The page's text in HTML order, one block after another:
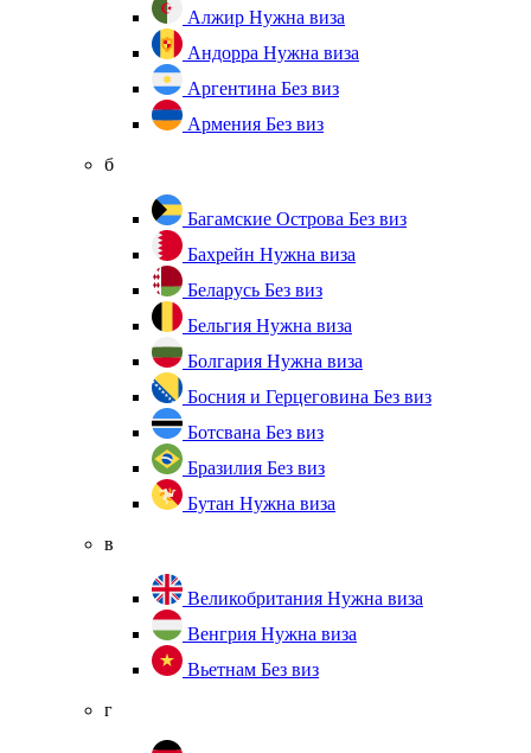
Алжир Нужна виза
Андорра Нужна виза
Аргентина Без виз
Армения Без виз
б
Багамские Острова Без виз
Бахрейн Нужна виза
Беларусь Без виз
Бельгия Нужна виза
Болгария Нужна виза
Босния и Герцеговина Без виз
Ботсвана Без виз
Бразилия Без виз
Бутан Нужна виза
в
Великобритания Нужна виза
Венгрия Нужна виза
Вьетнам Без виз
г